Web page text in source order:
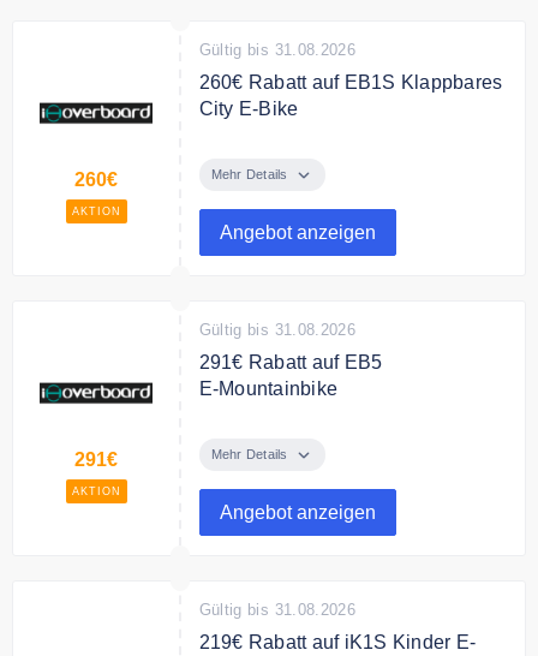
260€
AKTION
Gültig bis 31.08.2026
260€ Rabatt auf EB1S Klappbares
City E-Bike
Klappbares City E-Bike mit App
Mehr Details
Angebot anzeigen
291€
AKTION
Gültig bis 31.08.2026
291€ Rabatt auf EB5
E‑Mountainbike
das modernes Design mit robuster
Mehr Details
Angebot anzeigen
Gültig bis 31.08.2026
219€ Rabatt auf iK1S Kinder E-